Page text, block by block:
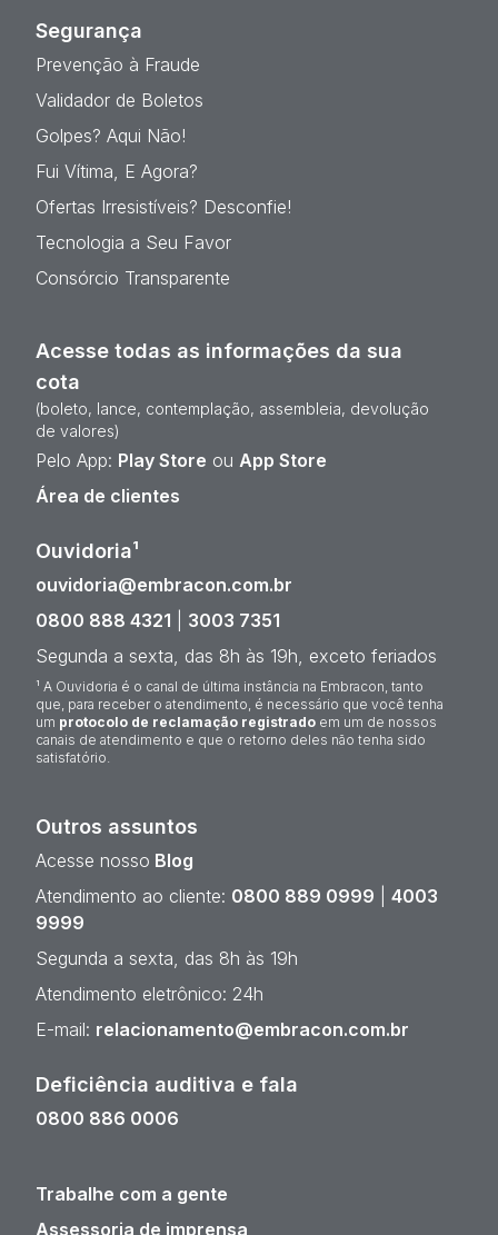
Segurança
Prevenção à Fraude
Validador de Boletos
Golpes? Aqui Não!
Fui Vítima, E Agora?
Ofertas Irresistíveis? Desconfie!
Tecnologia a Seu Favor
Consórcio Transparente
Acesse todas as informações da sua
cota
(boleto, lance, contemplação, assembleia, devolução
de valores)
Pelo App: Play Store ou App Store
Área de clientes
Ouvidoria¹
ouvidoria@embracon.com.br
0800 888 4321
3003 7351
Segunda a sexta, das 8h às 19h, exceto feriados
¹ A Ouvidoria é o canal de última instância na Embracon, tanto
que, para receber o atendimento, é necessário que você tenha
um protocolo de reclamação registrado em um de nossos
canais de atendimento e que o retorno deles não tenha sido
satisfatório.
Outros assuntos
Acesse nosso Blog
Atendimento ao cliente: 0800 889 0999
4003
9999
Segunda a sexta, das 8h às 19h
Atendimento eletrônico: 24h
E-mail: relacionamento@embracon.com.br
Deficiência auditiva e fala
0800 886 0006
Trabalhe com a gente
Assessoria de imprensa